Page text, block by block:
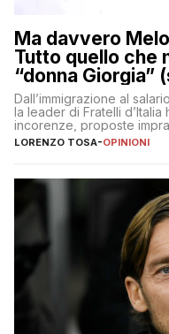
Ma davvero
Tutto quello che
“donna Giorgia”
Dall’immigrazione al
la leader di Fratelli
incorenze, proposte
nessuno – a destra come
LORENZO TOSA-OPINIONI